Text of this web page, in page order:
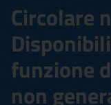
Circolare
funzione
non